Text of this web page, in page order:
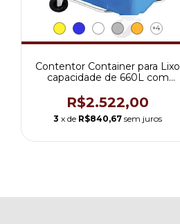
+4
Contentor Container para Lixo
capacidade de 660L com
R$2.522,00
3 x de R$840,67 sem juros